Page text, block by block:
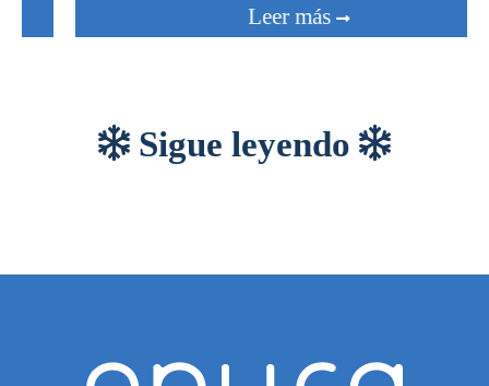
Leer más
Sigue leyendo